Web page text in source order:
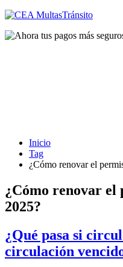
Inicio
Tag
¿Cómo renovar el
¿Cómo renovar el
2025?
¿Qué pasa si
circulación